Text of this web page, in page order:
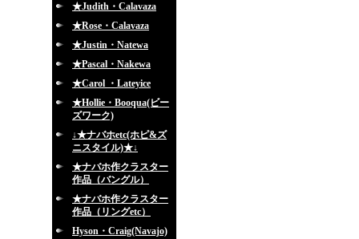
★Judith・Calavaza
★Rose・Calavaza
★Justin・Natewa
★Pascal・Nakewa
★Carol ・Lateyice
★Hollie・Booqua(ビー
ズワーク)
↓★ナバホetc(ホピ&ズ
ニスタイル)★↓
★ナバホ作クラスター
作品（バングル）
★ナバホ作クラスター
作品（リングetc）
Hyson・Craig(Navajo)